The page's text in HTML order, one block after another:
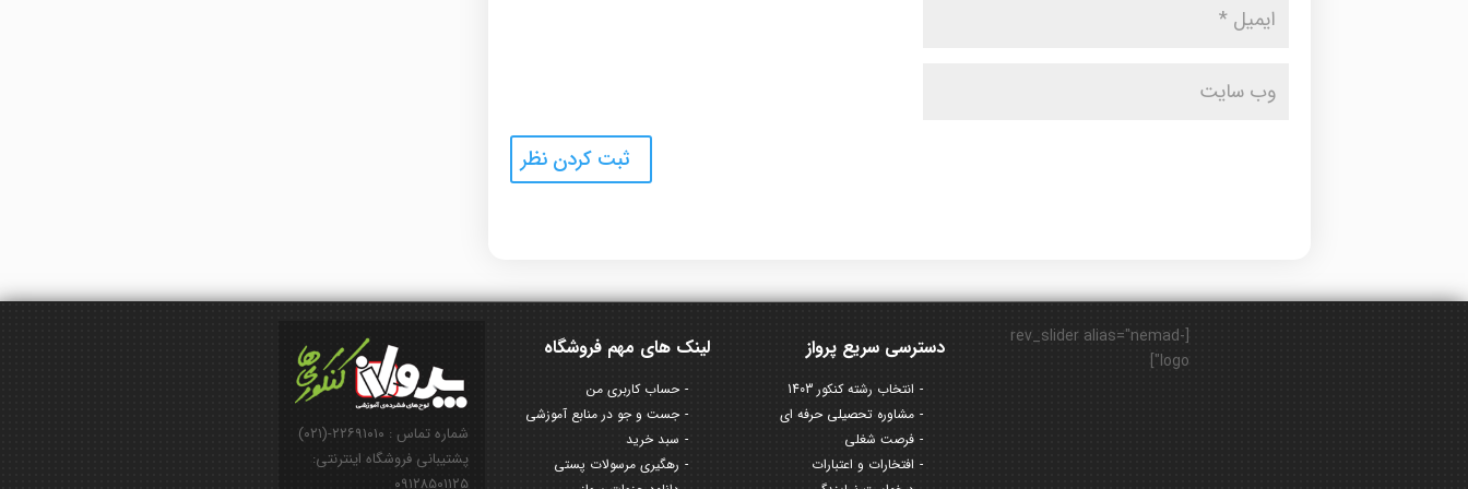
شماره تماس : ۲۲۶۹۱۰۱۰-(۰۲۱)
پشتیبانی فروشگاه اینترنتی:
لینک های مهم فروشگاه
حساب کاربری من
جست و جو در منابع آموزشی
سبد خرید
رهگیری مرسولات پستی
دسترسی سریع پرواز
انتخاب رشته کنکور 1403
مشاوره تحصیلی حرفه ای
فرصت شغلی
افتخارات و اعتبارات
[rev_slider alias="nemad-
logo"]